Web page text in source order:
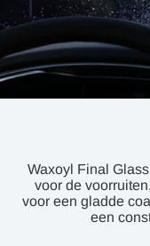
Waxoyl Final
voor de
voor een gladde
een